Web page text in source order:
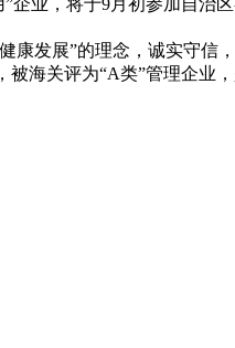
康发展”的理念，诚实守信
海关评为“A类”管理企业